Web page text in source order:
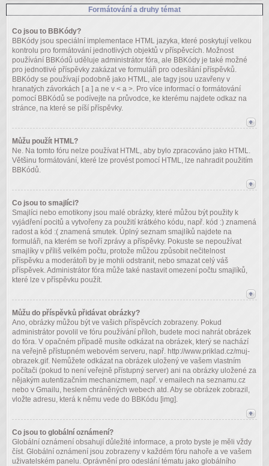
Formátování a druhy témat
Co jsou to BBKódy?
BBKódy jsou speciální implementace HTML jazyka, které poskytují velkou
kontrolu pro formátování jednotlivých objektů v příspěvcích. Možnost
používání BBKódů uděluje administrátor fóra, ale BBKódy je také možné
pro jednotlivé příspěvky zakázat ve formuláři pro odesílání příspěvků.
BBKódy se používají podobně jako HTML, ale tagy jsou uzavřeny v
hranatých závorkách [ a ] a ne v < a >. Pro více informací o formátování
pomocí BBKódů se podívejte na průvodce, ke kterému najdete odkaz na
stránce, na které se píší příspěvky.
Můžu použít HTML?
Ne. Na tomto fóru nelze používat HTML, aby bylo zpracováno jako HTML.
Většinu formátování, které lze provést pomocí HTML, lze nahradit použitím
BBKódů.
Co jsou to smajlíci?
Smajlíci nebo emotikony jsou malé obrázky, které můžou být použity k
vyjádření pocitů a vytvořeny za použití krátkého kódu, např. kód :) znamená
radost a kód :( znamená smutek. Úplný seznam smajlíků najdete na
formuláři, na kterém se tvoří zprávy a příspěvky. Pokuste se nepoužívat
smajlíky v příliš velkém počtu, protože můžou způsobit nečitelnost
příspěvku a moderátoři by je mohli odstranit, nebo smazat celý váš
příspěvek. Administrátor fóra může také nastavit omezení počtu smajlíků,
které lze v příspěvku použít.
Můžu do příspěvků přidávat obrázky?
Ano, obrázky můžou být ve vašich příspěvcích zobrazeny. Pokud
administrátor povolil ve fóru používání příloh, budete moci nahrát obrázek
do fóra. V opačném případě musíte odkázat na obrázek, který se nachází
na veřejně přístupném webovém serveru, např. http://www.priklad.cz/muj-
obrazek.gif. Nemůžete odkázat na obrázek uložený ve vašem vlastním
počítači (pokud to není veřejně přístupný server) ani na obrázky uložené za
nějakým autentizačním mechanizmem, např. v emailech na seznamu.cz
nebo v Gmailu, heslem chráněných webech atd. Aby se obrázek zobrazil,
vložte adresu, která k němu vede do BBKódu [img].
Co jsou to globální oznámení?
Globální oznámení obsahují důležité informace, a proto byste je měli vždy
číst. Globální oznámení jsou zobrazeny v každém fóru nahoře a ve vašem
uživatelském panelu. Oprávnění pro odeslání tématu jako globálního